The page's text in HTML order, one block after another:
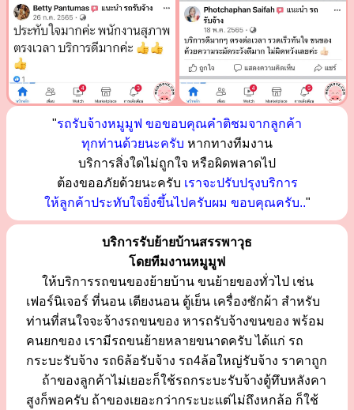
"รถรับจ้างหมูมูฟ ขอขอบคุณคำติชมจากลูกค้า
ทุกท่านด้วยนะครับ หากทางทีมงาน
บริการสิ่งใดไม่ถูกใจ หรือผิดพลาดไป
ต้องขออภัยด้วยนะครับ เราจะปรับปรุงบริการ
ให้ลูกค้าประทับใจยิ่งขึ้นไปครับผม ขอบคุณครับ.."
บริการรับย้ายบ้านสรรพาวุธ
โดยทีมงานหมูมูฟ
ให้บริการรถขนของย้ายบ้าน ขนย้ายของทั่วไป เช่น
เฟอร์นิเจอร์ ที่นอน เตียงนอน ตู้เย็น เครื่องซักผ้า สำหรับ
ท่านที่สนใจจะจ้างรถขนของ หารถรับจ้างขนของ พร้อม
คนยกของ เรามีรถขนย้ายหลายขนาดครับ ได้แก่ รถ
กระบะรับจ้าง รถ6ล้อรับจ้าง รถ4ล้อใหญ่รับจ้าง ราคาถูก
ถ้าของลูกค้าไม่เยอะก็ใช้รถกระบะรับจ้างตู้ทึบหลังคา
สูงก็พอครับ ถ้าของเยอะกว่ากระบะแต่ไม่ถึงหกล้อ ก็ใช้